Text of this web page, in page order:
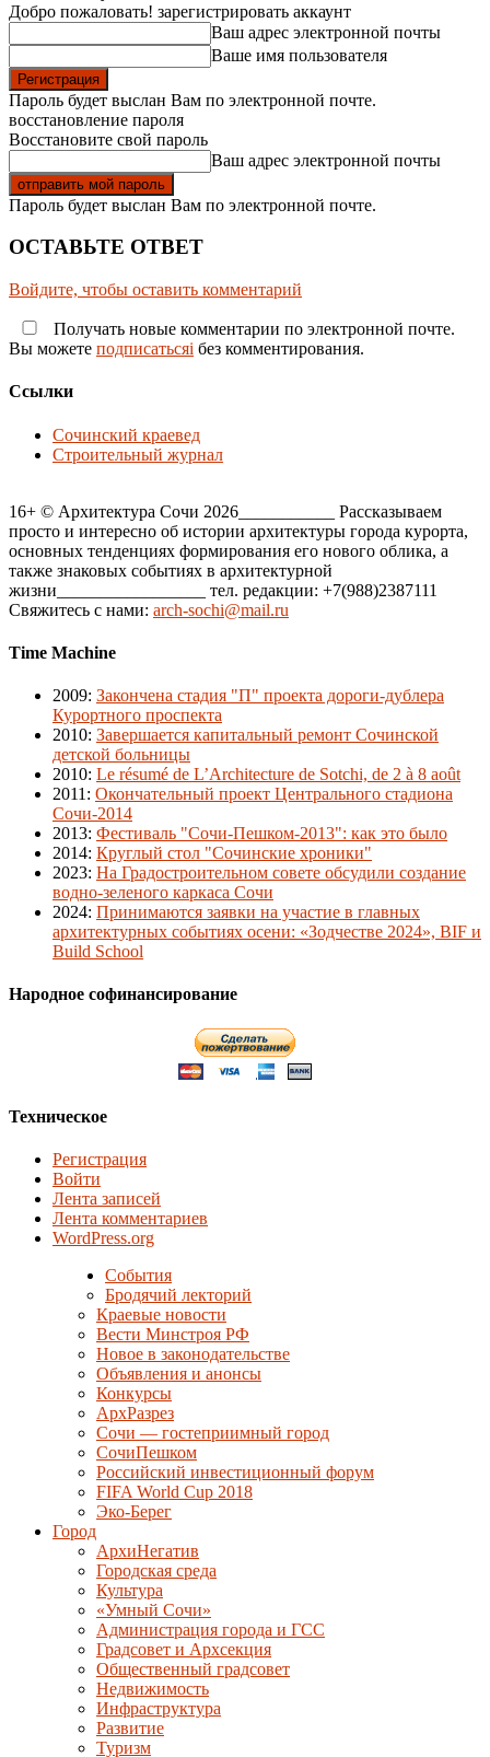
Добро пожаловать! зарегистрировать аккаунт
Ваш адрес электронной почты
Ваше имя пользователя
Пароль будет выслан Вам по электронной почте.
восстановление пароля
Восстановите свой пароль
Ваш адрес электронной почты
Пароль будет выслан Вам по электронной почте.
ОСТАВЬТЕ ОТВЕТ
Войдите, чтобы оставить комментарий
Получать новые комментарии по электронной почте.
Вы можете подписатьсяi без комментирования.
Ссылки
Сочинский краевед
Строительный журнал
16+ © Архитектура Сочи 2026___________ Рассказываем
просто и интересно об истории архитектуры города курорта,
основных тенденциях формирования его нового облика, а
также знаковых событиях в архитектурной
жизни_________________ тел. редакции: +7(988)2387111
Свяжитесь с нами: arch-sochi@mail.ru
Time Machine
2009: Закончена стадия "П" проекта дороги-дублера
Курортного проспекта
2010: Завершается капитальный ремонт Сочинской
детской больницы
2010: Le résumé de L’Architecture de Sotchi, de 2 à 8 août
2011 : Окончательный проект Центрального стадиона
Сочи-2014
2013: Фестиваль "Сочи-Пешком-2013": как это было
2014: Круглый стол "Сочинские хроники"
2023: На Градостроительном совете обсудили создание
водно-зеленого каркаса Сочи
2024: Принимаются заявки на участие в главных
архитектурных событиях осени: «Зодчестве 2024», BIF и
Build School
Народное софинансирование
Техническое
Регистрация
Войти
Лента записей
Лента комментариев
WordPress.org
События
Бродячий лекторий
Краевые новости
Вести Минстроя РФ
Новое в законодательстве
Объявления и анонсы
Конкурсы
АрхРазрез
Сочи — гостеприимный город
СочиПешком
Российский инвестиционный форум
FIFA World Cup 2018
Эко-Берег
Город
АрхиНегатив
Городская среда
Культура
«Умный Сочи»
Администрация города и ГСС
Градсовет и Архсекция
Общественный градсовет
Недвижимость
Инфраструктура
Развитие
Туризм